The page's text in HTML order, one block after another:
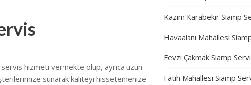
hizmeti vermekte olup, ayrıca uzun
sunarak kaliteyi hissetemenize
Kazım Karabekir Siamp
Havaalanı Mahallesi
Fevzi Çakmak Siamp
Fatih Mahallesi Siamp